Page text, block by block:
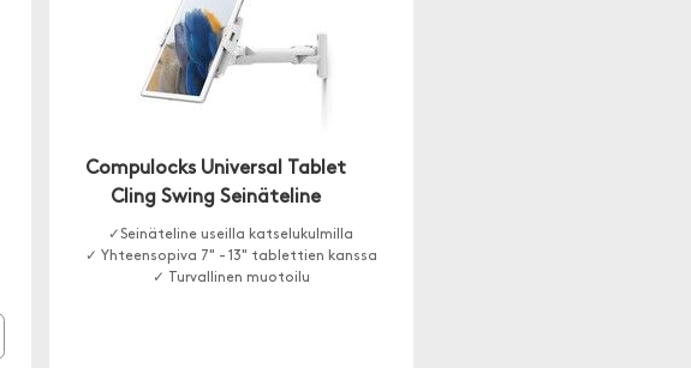
Compulocks Universal Tablet
Cling Swing Seinäteline
✓Seinäteline useilla katselukulmilla
✓ Yhteensopiva 7" - 13" tablettien kanssa
✓ Turvallinen muotoilu